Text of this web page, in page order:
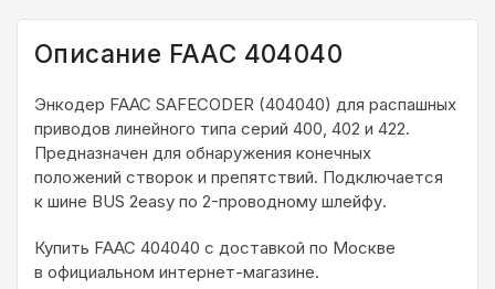
Описание FAAC 404040
Энкодер FAAC SAFECODER (404040) для распашных
приводов линейного типа серий 400, 402 и 422.
Предназначен для обнаружения конечных
положений створок и препятствий. Подключается
к шине BUS 2easy по 2-проводному шлейфу.
Купить FAAC 404040 с доставкой по Москве
в официальном интернет-магазине.